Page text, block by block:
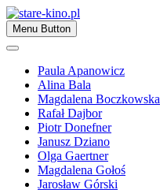
Skip
to
content
stare-kino.pl
Zapraszamy
Menu Button
Paula Apanowicz
Alina Bala
Magdalena Boczkowska
Rafał Dajbor
Piotr Donefner
Janusz Dziano
Olga Gaertner
Magdalena Gołoś
Jarosław Górski